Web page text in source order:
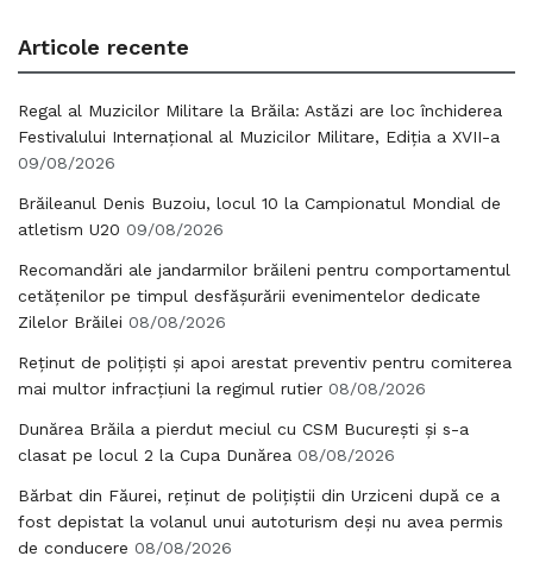
Articole recente
Regal al Muzicilor Militare la Brăila: Astăzi are loc închiderea
Festivalului Internațional al Muzicilor Militare, Ediția a XVII-a
09/08/2026
Brăileanul Denis Buzoiu, locul 10 la Campionatul Mondial de
atletism U20 09/08/2026
Recomandări ale jandarmilor brăileni pentru comportamentul
cetățenilor pe timpul desfășurării evenimentelor dedicate
Zilelor Brăilei 08/08/2026
Reținut de polițiști și apoi arestat preventiv pentru comiterea
mai multor infracțiuni la regimul rutier 08/08/2026
Dunărea Brăila a pierdut meciul cu CSM București și s-a
clasat pe locul 2 la Cupa Dunărea 08/08/2026
Bărbat din Făurei, reținut de polițiștii din Urziceni după ce a
fost depistat la volanul unui autoturism deși nu avea permis
de conducere 08/08/2026